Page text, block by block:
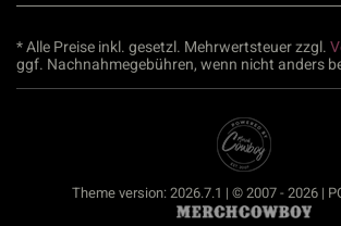
* Alle Preise inkl. gesetzl. Mehrwertsteuer zzgl.
ggf. Nachnahmegebühren, wenn nicht anders
Theme version: 2026.7.1 | © 2007 - 2026 |